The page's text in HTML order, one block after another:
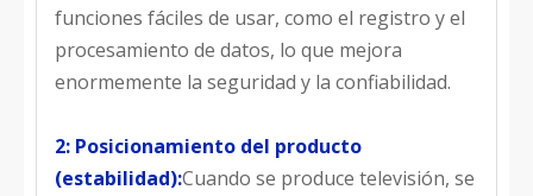
funciones fáciles de usar, como el registro y el
procesamiento de datos, lo que mejora
enormemente la seguridad y la confiabilidad.
2: Posicionamiento del producto
(estabilidad):Cuando se produce televisión, se